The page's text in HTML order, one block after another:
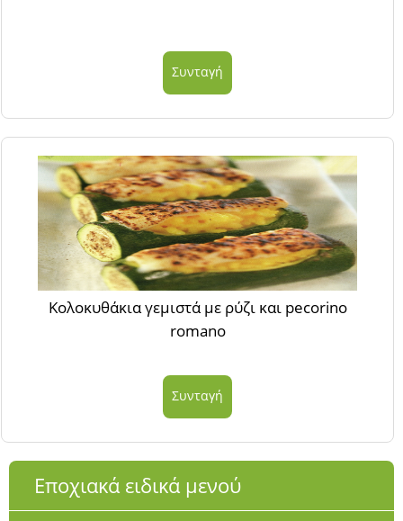
Συνταγή
Κολοκυθάκια γεμιστά με ρύζι και pecorino
romano
Συνταγή
Εποχιακά ειδικά μενού